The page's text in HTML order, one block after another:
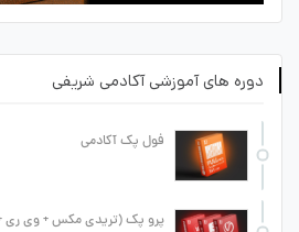
دوره های آموزشی آکادمی شریفی
فول پک آکادمی
پرو پک (تریدی مکس + وی ری